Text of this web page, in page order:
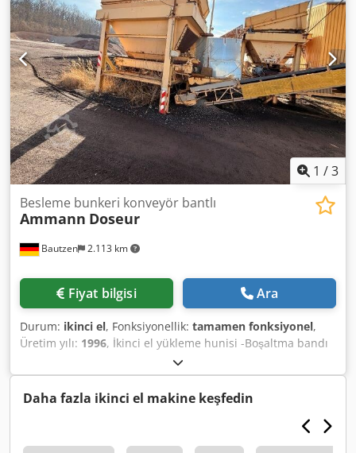
1 /3
Bautzen 2.113 km
Besleme bunkeri konveyör bantlı
Ammann Doseur
Fiyat bilgisi Ara
Durum: ikinci el, Fonksiyonellik: tamamen fonksiyonel,
Üretim yılı: 1996, İkinci el yükleme hunisi -Boşaltma bandı
Crjdpfx Aozq S Avjlfof -Taşıma bandı
Daha fazla ikinci el makine keşfedin